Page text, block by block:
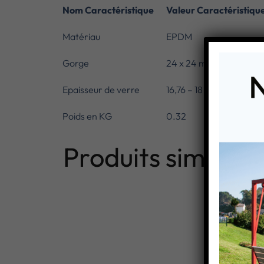
Nom Caractéristique Valeur
Matériau EPDM
Gorge 24 x 24 mm
Epaisseur de verre 16,76 – 18 mm
Poids en KG 0.32
Produits